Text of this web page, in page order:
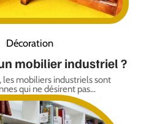
Décoration
mobilier industriel ?
les mobiliers industriels sont
qui ne désirent pas…